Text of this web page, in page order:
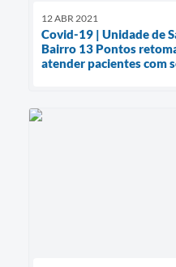
12 ABR 2021
Covid-19 | Unidade de
Bairro 13 Pontos
atender pacientes com